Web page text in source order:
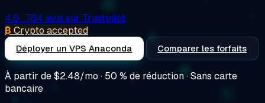
4.6 · 764 avis sur Trustpilot
₿ Crypto accepted
Déployer un VPS Anaconda Comparer les forfaits
À partir de$2.48/mo · 50 % de réduction · Sans carte
bancaire